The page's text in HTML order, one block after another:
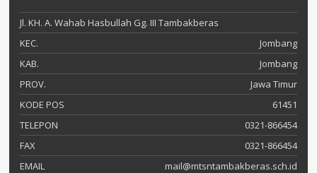
Jl. KH. A. Wahab Hasbullah Gg. III Tambakberas
KEC.
Jombang
KAB.
Jombang
PROV.
Jawa Timur
KODE POS
61451
TELEPON
0321-866454
FAX
0321-866454
EMAIL
mail@mtsntambakberas.sch.id